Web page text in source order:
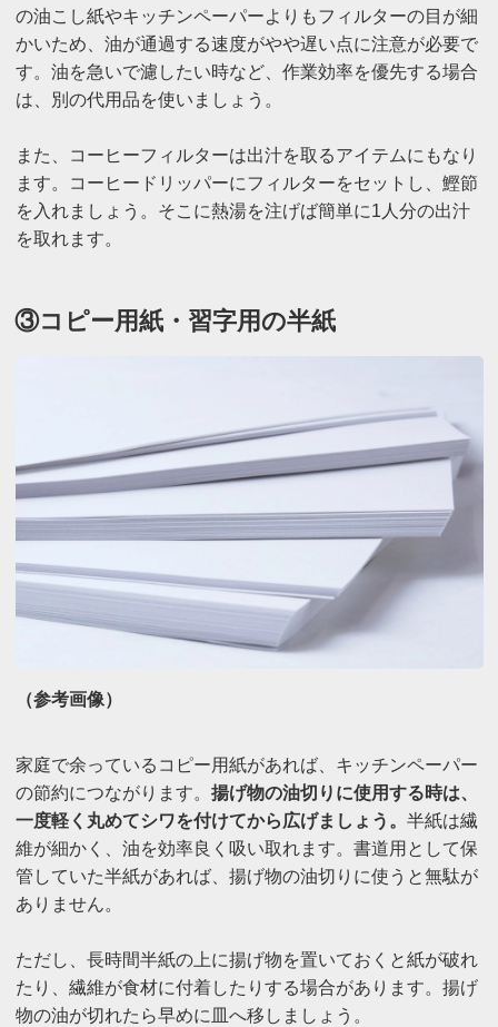
の油こし紙やキッチンペーパーよりもフィルターの目が細
かいため、油が通過する速度がやや遅い点に注意が必要で
す。油を急いで濾したい時など、作業効率を優先する場合
は、別の代用品を使いましょう。
また、コーヒーフィルターは出汁を取るアイテムにもなり
ます。コーヒードリッパーにフィルターをセットし、鰹節
を入れましょう。そこに熱湯を注げば簡単に1人分の出汁
を取れます。
③コピー用紙・習字用の半紙
（参考画像）
家庭で余っているコピー用紙があれば、キッチンペーパー
の節約につながります。 揚げ物の油切りに使用する時は、
一度軽く丸めてシワを付けてから広げましょう。 半紙は繊
維が細かく、油を効率良く吸い取れます。書道用として保
管していた半紙があれば、揚げ物の油切りに使うと無駄が
ありません。
ただし、長時間半紙の上に揚げ物を置いておくと紙が破れ
たり、繊維が食材に付着したりする場合があります。揚げ
物の油が切れたら早めに皿へ移しましょう。